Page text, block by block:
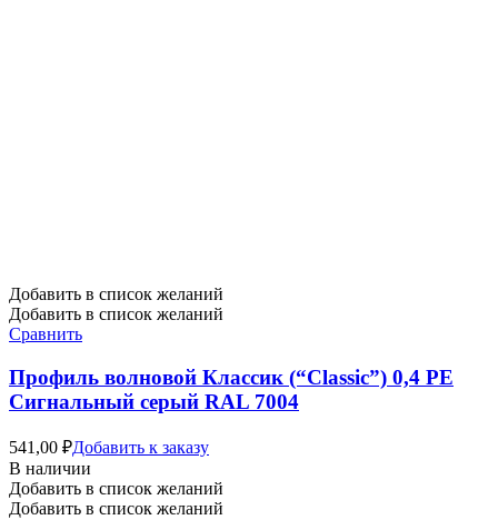
Добавить в список желаний
Добавить в список желаний
Сравнить
Профиль волновой Классик (“Classic”) 0,4 PE
Сигнальный серый RAL 7004
541,00 ₽Добавить к заказу
В наличии
Добавить в список желаний
Добавить в список желаний